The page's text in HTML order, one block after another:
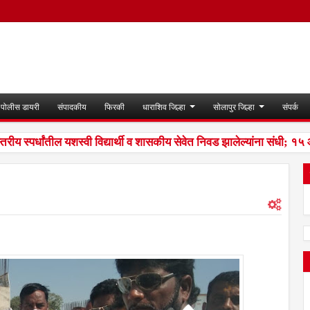
पोलीस डायरी संपादकीय फिरकी धाराशिव जिल्हा सोलापुर जिल्हा संपर्क
स्पर्धांतील यशस्वी विद्यार्थी व शासकीय सेवेत निवड झालेल्यांना संधी; १५